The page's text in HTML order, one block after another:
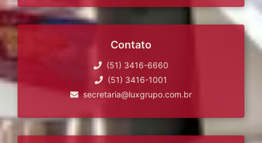
Contato
(51) 3416-6660
(51) 3416-1001
secretaria@luxgrupo.com.br